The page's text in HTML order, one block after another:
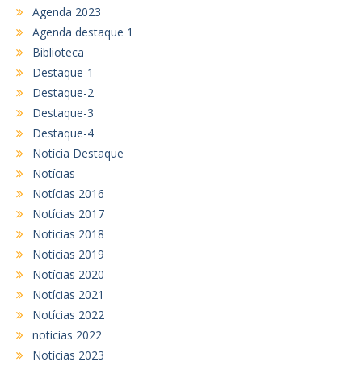
Agenda 2023
Agenda destaque 1
Biblioteca
Destaque-1
Destaque-2
Destaque-3
Destaque-4
Notícia Destaque
Notícias
Notícias 2016
Notícias 2017
Noticias 2018
Notícias 2019
Notícias 2020
Notícias 2021
Notícias 2022
noticias 2022
Notícias 2023